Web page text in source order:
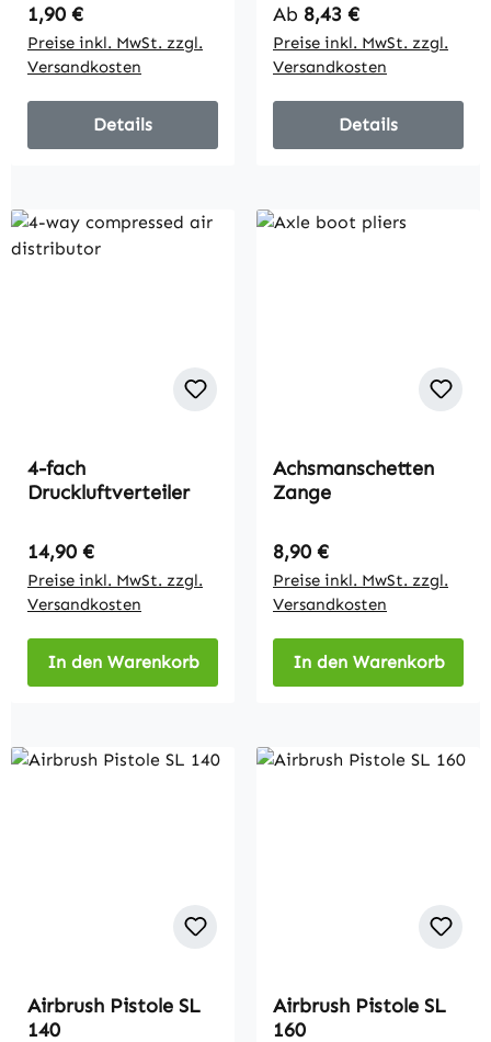
Regulärer Preis:
1,90 €
Preise inkl. MwSt. zzgl.
Versandkosten
Details
Regulärer Preis:
Ab 8,43 €
Preise inkl. MwSt. zzgl.
Versandkosten
Details
4-fach
Druckluftverteiler
Regulärer Preis:
14,90 €
Preise inkl. MwSt. zzgl.
Versandkosten
In den Warenkorb
Achsmanschetten
Zange
Regulärer Preis:
8,90 €
Preise inkl. MwSt. zzgl.
Versandkosten
In den Warenkorb
Airbrush Pistole SL
140
Airbrush Pistole SL
160